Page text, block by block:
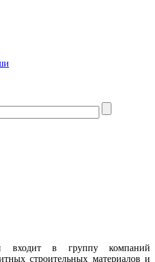
входит в группу компаний
строительных материалов и